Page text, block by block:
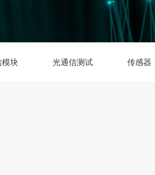
模块 光通信测试 传感器